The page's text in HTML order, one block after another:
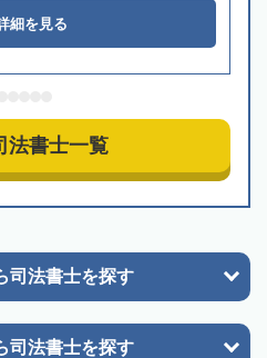
細を見る
法書士一覧
司法書士を探す
司法書士を探す